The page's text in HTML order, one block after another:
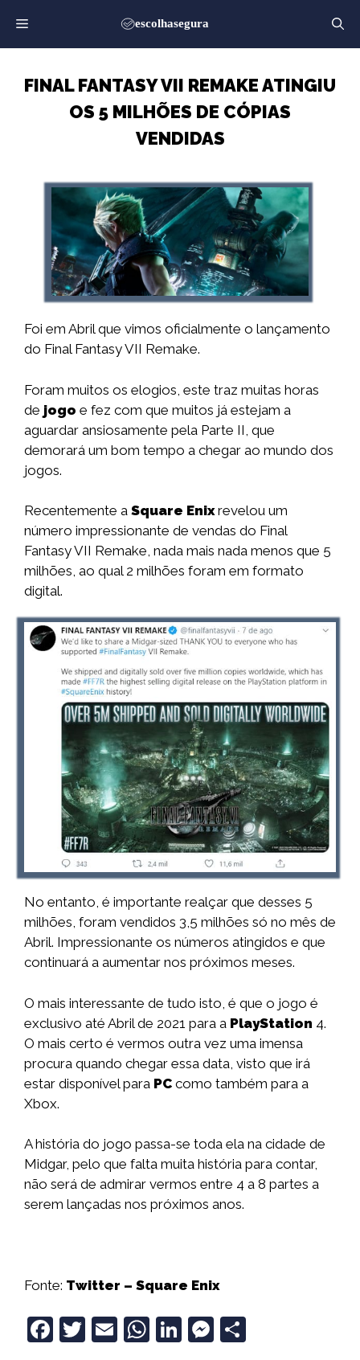
para
o
FINAL FANTASY VII REMAKE ATINGIU
OS 5 MILHÕES DE CÓPIAS
VENDIDAS
Foi em Abril que vimos oficialmente o lançamento
do Final Fantasy VII Remake.
Foram muitos os elogios, este traz muitas horas
de jogo e fez com que muitos já estejam a
aguardar ansiosamente pela Parte II, que
demorará um bom tempo a chegar ao mundo dos
jogos.
Recentemente a Square Enixrevelou um
número impressionante de vendas do Final
Fantasy VII Remake, nada mais nada menos que 5
milhões, ao qual 2 milhões foram em formato
digital.
No entanto, é importante realçar que desses 5
milhões, foram vendidos 3,5 milhões só no mês de
Abril. Impressionante os números atingidos e que
continuará a aumentar nos próximos meses.
O mais interessante de tudo isto, é que o jogo é
exclusivo até Abril de 2021 para a PlayStation 4.
O mais certo é vermos outra vez uma imensa
procura quando chegar essa data, visto que irá
estar disponível para PC como também para a
Xbox.
A história do jogo passa-se toda ela na cidade de
Midgar, pelo que falta muita história para contar,
não será de admirar vermos entre 4 a 8 partes a
serem lançadas nos próximos anos.
Fonte: Twitter – Square Enix
F
T
E
W Li M